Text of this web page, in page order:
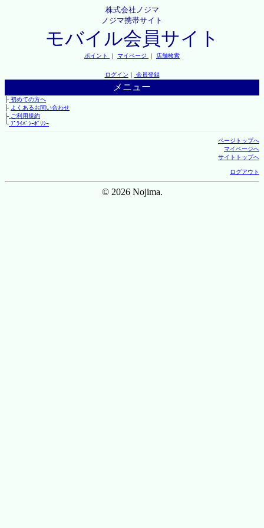
株式会社ノジマ
ノジマ携帯サイト
モバイル会員サイト
ポイント ｜ マイページ ｜ 店舗検索
ログイン ｜ 会員登録
メニュー
├初めての方へ
├ よくあるお問い合わせ
├ご利用規約
└ﾌﾟﾗｲﾊﾞｼｰﾎﾟﾘｼｰ
ページトップへ
マイページへ
サイトトップへ
ログアウト
© 2026 Nojima.